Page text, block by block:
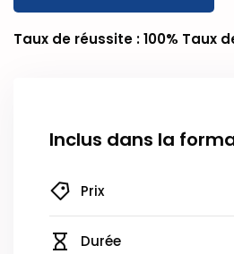
Taux de réussite : 100% Taux
Inclus dans la
Prix
Durée